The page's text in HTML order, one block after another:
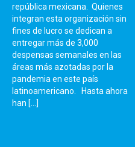
república mexicana. Quienes
integran esta organización sin
fines de lucro se dedican a
entregar más de 3,000
despensas semanales en las
áreas más azotadas por la
pandemia en este país
latinoamericano. Hasta ahora
han […]